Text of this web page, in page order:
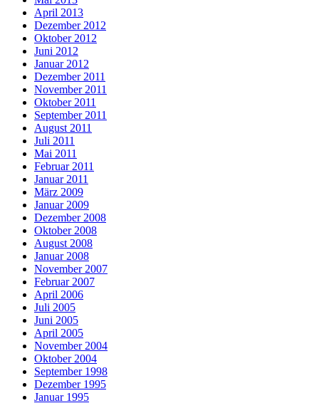
April 2013
Dezember 2012
Oktober 2012
Juni 2012
Januar 2012
Dezember 2011
November 2011
Oktober 2011
September 2011
August 2011
Juli 2011
Mai 2011
Februar 2011
Januar 2011
März 2009
Januar 2009
Dezember 2008
Oktober 2008
August 2008
Januar 2008
November 2007
Februar 2007
April 2006
Juli 2005
Juni 2005
April 2005
November 2004
Oktober 2004
September 1998
Dezember 1995
Januar 1995